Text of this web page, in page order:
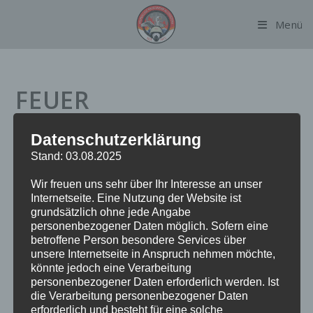
Menü
FEUER
Datum: 4. Oktober 2023 um 21:33 Uhr
Einsatzart:FEU
Einsatzort:Alsterberg
Fahrzeuge:FF Alsterdorf
Weitere Kräfte:BF Alsterdorf, Polizei
Einsatzbericht:
Datenschutzerklärung
Stand: 03.08.2025
Wir freuen uns sehr über Ihr Interesse an unser
Internetseite. Eine Nutzung der Website ist
grundsätzlich ohne jede Angabe
personenbezogener Daten möglich. Sofern eine
betroffene Person besondere Services über
unsere Internetseite in Anspruch nehmen möchte,
könnte jedoch eine Verarbeitung
personenbezogener Daten erforderlich werden. Ist
die Verarbeitung personenbezogener Daten
erforderlich und besteht für eine solche